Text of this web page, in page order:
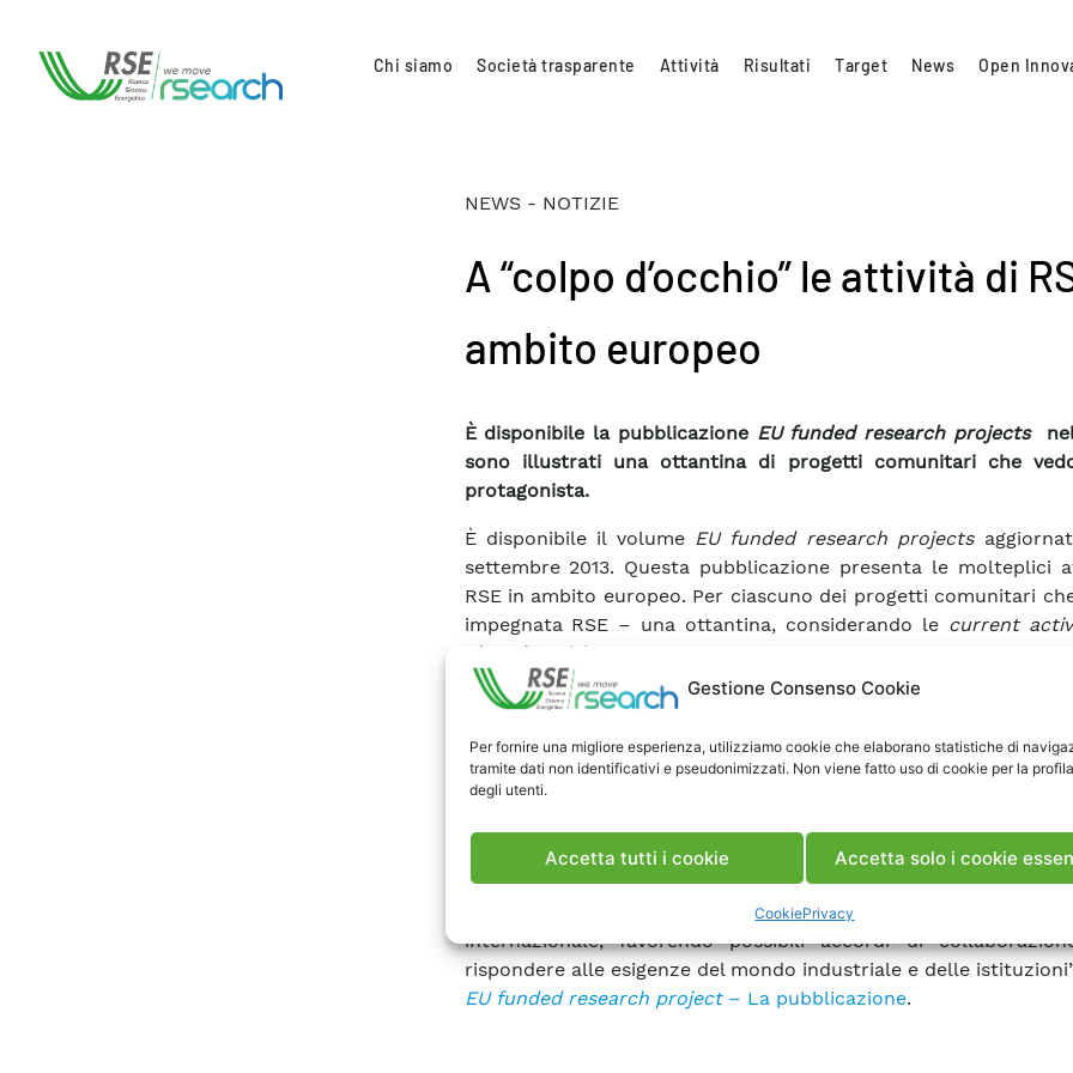
Gestione Consenso Cookie
Per fornire una migliore esperienza, utilizziamo cookie che elaborano statistiche di
tramite dati non identificativi e pseudonimizzati. Non viene fatto uso di cookie per la
degli utenti.
Accetta tutti i cookie Accetta solo i cookie
CookiePrivacy
Chi siamo Società trasparente Attività Risultati Target News Open
NEWS - NOTIZIE
A “colpo d’occhio” le attività di
ambito europeo
È disponibile la pubblicazione EU funded research projects
sono illustrati una ottantina di progetti comunitari che
protagonista.
È disponibile il volume EU funded research projects
settembre 2013. Questa pubblicazione presenta le molteplici
RSE in ambito europeo. Per ciascuno dei progetti comunitari
impegnata RSE – una ottantina, considerando le current
closed activity
nostra struttura di ricerca, gli obiettivi, le partnership e le
utilizzate.
Questo prodotto editoriale si rivolge a una platea piuttosto
partner potenziali di RSE (soggetti industriali, piccole e medie
amministrazioni pubbliche, valutatori della Ricerca di Sistema,
sintetizzato da Lauro Pollachini, responsabile dei progetti
colpo d’occhio si rende disponibile in un’unica raccolta
potenziali capacità ed aree di competenza di RSE, di assoluta
internazionale, favorendo possibili accordi di
rispondere alle esigenze del mondo industriale e delle
EU funded research project– La pubblicazione.